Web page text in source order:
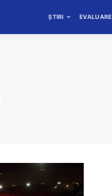
ȘTIRI